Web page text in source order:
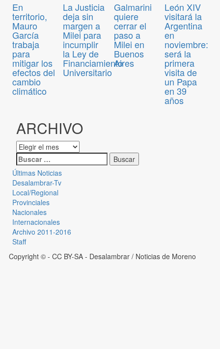
En
territorio,
Mauro
García
trabaja
para
mitigar los
efectos del
cambio
climático
La Justicia
deja sin
margen a
Milei para
incumplir
la Ley de
Financiamiento
Universitario
Galmarini
quiere
cerrar el
paso a
Milei en
Buenos
Aires
León XIV
visitará la
Argentina
en
noviembre:
será la
primera
visita de
un Papa
en 39
años
ARCHIVO
Últimas Noticias
Desalambrar-Tv
Local/Regional
Provinciales
Nacionales
Internacionales
Archivo 2011-2016
Staff
Copyright © - CC BY-SA - Desalambrar / Noticias de Moreno